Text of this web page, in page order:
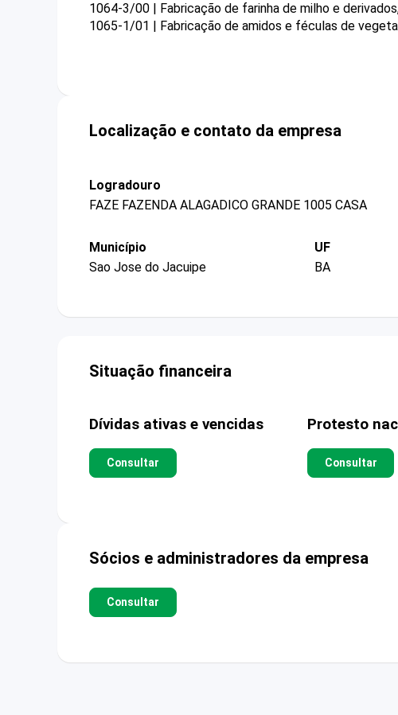
1064-3/00 | Fabricação de farinha de milho e
1065-1/01 | Fabricação de amidos e féculas de
Localização e contato da empresa
Logradouro
FAZE FAZENDA ALAGADICO GRANDE 1005 CASA
Município
Sao Jose do Jacuipe
UF
BA
Situação financeira
Dívidas ativas e vencidas
Consultar
Protesto
Consultar
Sócios e administradores da empresa
Consultar